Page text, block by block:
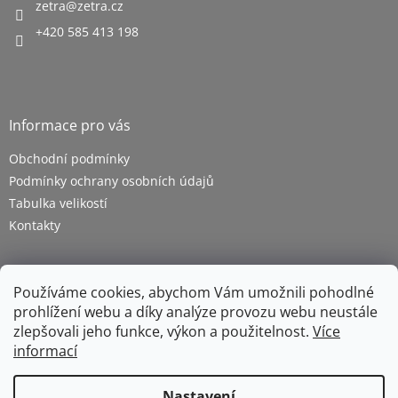
Používáme cookies, abychom Vám umožnili pohodlné
prohlížení webu a díky analýze provozu webu neustále
zlepšovali jeho funkce, výkon a použitelnost. Více
informací
zetra@zetra.cz
+420 585 413 198
Informace pro vás
Obchodní podmínky
Podmínky ochrany osobních údajů
Tabulka velikostí
Kontakty